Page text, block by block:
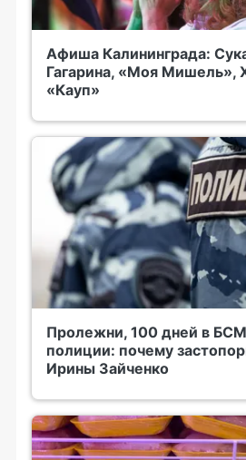
Афиша Калининграда:
Гагарина, «Моя Мишель»,
«Кауп»
Пролежни, 100 дней в
полиции: почему
Ирины Зайченко